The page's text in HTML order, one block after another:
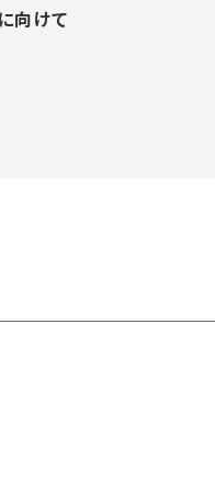
向けて